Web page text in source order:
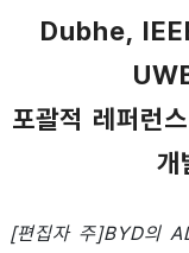
Dubhe,
포괄적 레퍼런
개
[편집자 주]BYD의